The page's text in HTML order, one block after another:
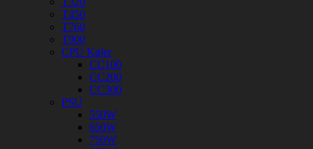
T450
T760
T900
CPU Køler
CC100
CC200
CC300
PSU
550W
650W
750W